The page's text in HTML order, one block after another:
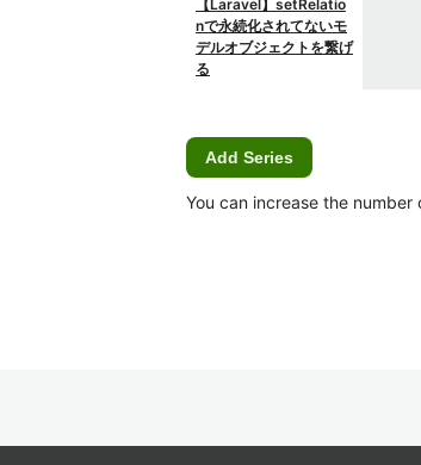
【Laravel】setRelatio
nで永続化されてないモ
デルオブジェクトを繋げ
る
Add Series
You can increase the